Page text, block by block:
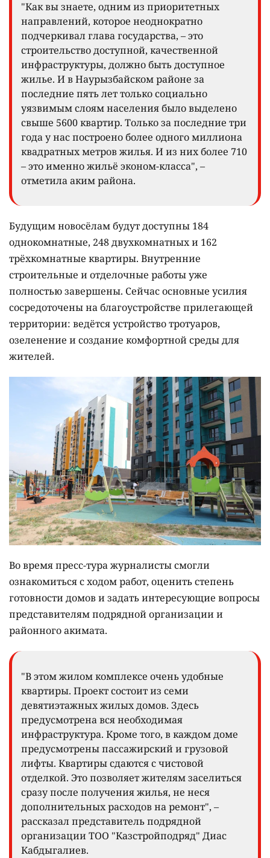
"Как вы знаете, одним из приоритетных
направлений, которое неоднократно
подчеркивал глава государства, – это
строительство доступной, качественной
инфраструктуры, должно быть доступное
жилье. И в Наурызбайском районе за
последние пять лет только социально
уязвимым слоям населения было выделено
свыше 5600 квартир. Только за последние три
года у нас построено более одного миллиона
квадратных метров жилья. И из них более 710
– это именно жильё эконом-класса", –
отметила аким района.
Будущим новосёлам будут доступны 184
однокомнатные, 248 двухкомнатных и 162
трёхкомнатные квартиры. Внутренние
строительные и отделочные работы уже
полностью завершены. Сейчас основные усилия
сосредоточены на благоустройстве прилегающей
территории: ведётся устройство тротуаров,
озеленение и создание комфортной среды для
жителей.
Во время пресс-тура журналисты смогли
ознакомиться с ходом работ, оценить степень
готовности домов и задать интересующие вопросы
представителям подрядной организации и
районного акимата.
"В этом жилом комплексе очень удобные
квартиры. Проект состоит из семи
девятиэтажных жилых домов. Здесь
предусмотрена вся необходимая
инфраструктура. Кроме того, в каждом доме
предусмотрены пассажирский и грузовой
лифты. Квартиры сдаются с чистовой
отделкой. Это позволяет жителям заселиться
сразу после получения жилья, не неся
дополнительных расходов на ремонт", –
рассказал представитель подрядной
организации ТОО "Казстройподряд" Диас
Кабдыгалиев.